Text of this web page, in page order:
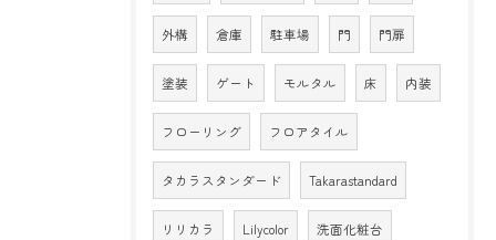
外構 倉庫 駐車場 門 門扉
塗装 ゲート モルタル 床 内装
フローリング フロアタイル
タカラスタンダード Takarastandard
リリカラ Lilycolor 洗面化粧台